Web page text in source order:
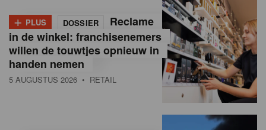
+ PLUS DOSSIER
Reclame
in de winkel: franchisenemers
willen de touwtjes opnieuw in
handen nemen
5 AUGUSTUS 2026 • RETAIL